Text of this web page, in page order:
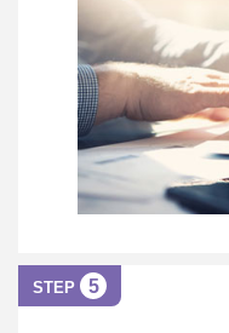
STEP 5